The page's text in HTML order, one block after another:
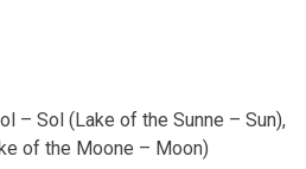
– Sol (Lake of the Sunne – Sun),
of the Moone – Moon)